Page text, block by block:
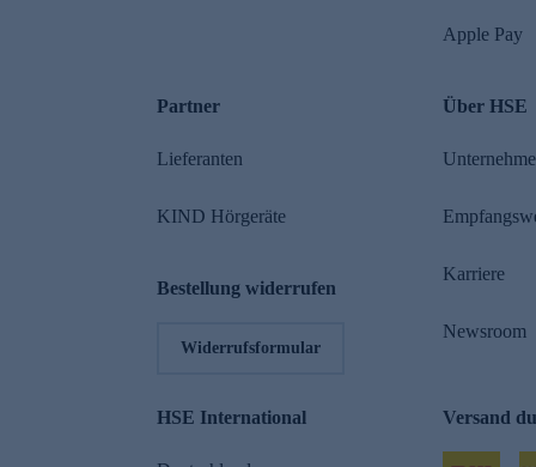
Apple Pay
Partner
Lieferanten
KIND Hörgeräte
Bestellung widerrufen
Widerrufsformular
Über HSE
Karriere
Newsroom
HSE International Versand